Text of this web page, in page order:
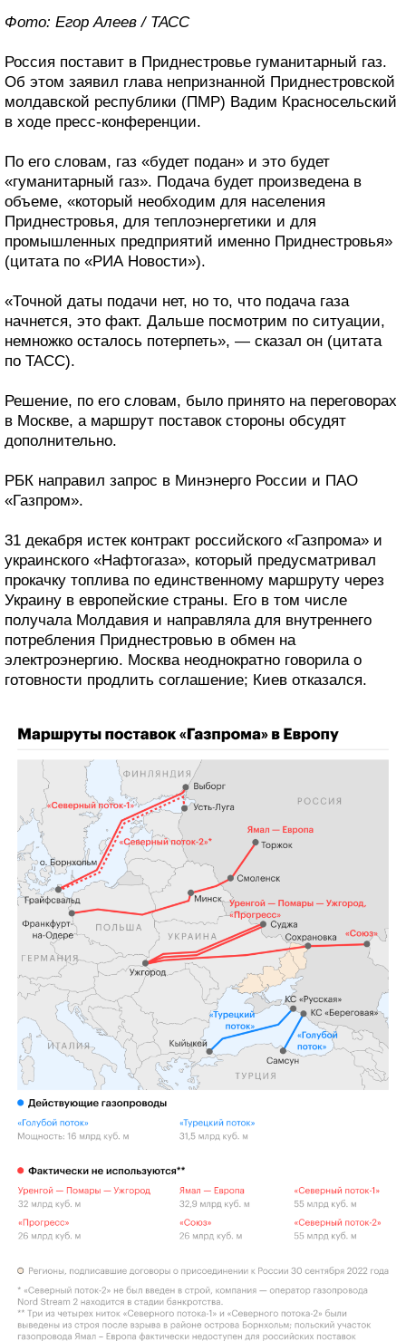
Фото: Егор Алеев / ТАСС
Россия поставит в Приднестровье гуманитарный газ.
Об этом заявил глава непризнанной Приднестровской
молдавской республики (ПМР) Вадим Красносельский
в ходе пресс-конференции.
По его словам, газ «будет подан» и это будет
«гуманитарный газ». Подача будет произведена в
объеме, «который необходим для населения
Приднестровья, для теплоэнергетики и для
промышленных предприятий именно Приднестровья»
(цитата по «РИА Новости»).
«Точной даты подачи нет, но то, что подача газа
начнется, это факт. Дальше посмотрим по ситуации,
немножко осталось потерпеть», — сказал он (цитата
по ТАСС).
Решение, по его словам, было принято на переговорах
в Москве, а маршрут поставок стороны обсудят
дополнительно.
РБК направил запрос в Минэнерго России и ПАО
«Газпром».
31 декабря истек контракт российского «Газпрома» и
украинского «Нафтогаза», который предусматривал
прокачку топлива по единственному маршруту через
Украину в европейские страны. Его в том числе
получала Молдавия и направляла для внутреннего
потребления Приднестровью в обмен на
электроэнергию. Москва неоднократно говорила о
готовности продлить соглашение; Киев отказался.